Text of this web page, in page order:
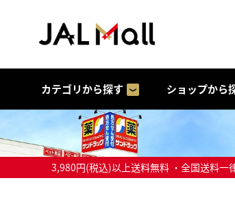
カテゴリから探す ショップから
3,980円(税込)以上送料無料 ・全国送料一